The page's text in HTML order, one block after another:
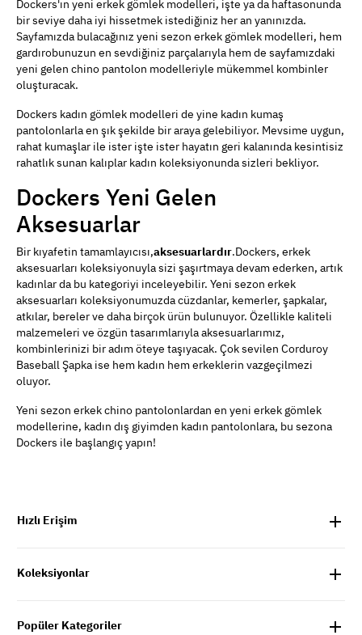
Dockers'ın yeni erkek gömlek modelleri, işte ya da haftasonunda
bir seviye daha iyi hissetmek istediğiniz her an yanınızda.
Sayfamızda bulacağınız yeni sezon erkek gömlek modelleri, hem
gardırobunuzun en sevdiğiniz parçalarıyla hem de sayfamızdaki
yeni gelen chino pantolon modelleriyle mükemmel kombinler
oluşturacak.
Dockers kadın gömlek modelleri de yine kadın kumaş
pantolonlarla en şık şekilde bir araya gelebiliyor. Mevsime uygun,
rahat kumaşlar ile ister işte ister hayatın geri kalanında kesintisiz
rahatlık sunan kalıplar kadın koleksiyonunda sizleri bekliyor.
Dockers Yeni Gelen
Aksesuarlar
Bir kıyafetin tamamlayıcısı,aksesuarlardır.Dockers, erkek
aksesuarları koleksiyonuyla sizi şaşırtmaya devam ederken, artık
kadınlar da bu kategoriyi inceleyebilir. Yeni sezon erkek
aksesuarları koleksiyonumuzda cüzdanlar, kemerler, şapkalar,
atkılar, bereler ve daha birçok ürün bulunuyor. Özellikle kaliteli
malzemeleri ve özgün tasarımlarıyla aksesuarlarımız,
kombinlerinizi bir adım öteye taşıyacak. Çok sevilen Corduroy
Baseball Şapka ise hem kadın hem erkeklerin vazgeçilmezi
oluyor.
Yeni sezon erkek chino pantolonlardan en yeni erkek gömlek
modellerine, kadın dış giyimden kadın pantolonlara, bu sezona
Dockers ile başlangıç yapın!
Hızlı Erişim
Koleksiyonlar
Popüler Kategoriler